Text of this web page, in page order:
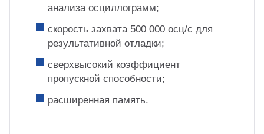
анализа осциллограмм;
скорость захвата 500 000 осц/с для
результативной отладки;
сверхвысокий коэффициент
пропускной способности;
расширенная память.